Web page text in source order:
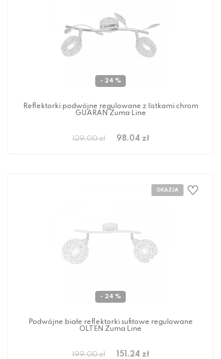
- 24 %
Reflektorki podwójne regulowane z listkami chrom
GUARAN Zuma Line
129.00 zł 98.04 zł
- 24 %
Podwójne białe reflektorki sufitowe regulowane
OLTEN Zuma Line
199.00 zł 151.24 zł